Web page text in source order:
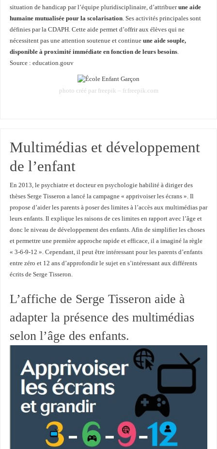
situation de handicap par l’équipe pluridisciplinaire, d’attribuerune aide
humaine mutualisée pour la scolarisation. Ses activités principales sont
définies par la CDAPH. Cette aide permet d’offrir aux élèves qui ne
nécessitent pas une attention soutenue et continue une aide souple,
disponible à proximité immédiate en fonction de leurs besoins.
Source : education.gouv
photo créé par freepik – fr.freepik.com
Multimédias et développement
de l’enfant
En 2013, le psychiatre et docteur en psychologie habilité à diriger des
thèses Serge Tisseron a lancé la campagne « apprivoiser les écrans ». Il
propose d’aider les parents à poser des limites à l’accès aux multimédias par
leurs enfants. Il explique les raisons de ces limites en rapport avec l’âge et
donc le niveau de développement des enfants. Afin de simplifier les choses
et permettre une première approche rapide et efficace, il a imaginé la règle
« 3-6-9-12 ». Cependant, il peut être intéressant pour les parents d’enfants
entre zéro et 12 ans d’approfondir le sujet en s’intéressant aux différents
écrits de Serge Tisseron.
L’affiche de Serge Tisseron aide à
adapter la présence des multimédias
selon l’âge des enfants.